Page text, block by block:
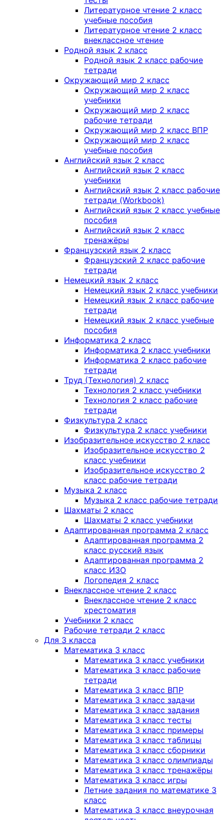
Литературное чтение 2 класс
учебные пособия
Литературное чтение 2 класс
внеклассное чтение
Родной язык 2 класс
Родной язык 2 класс рабочие
тетради
Окружающий мир 2 класс
Окружающий мир 2 класс
учебники
Окружающий мир 2 класс
рабочие тетради
Окружающий мир 2 класс ВПР
Окружающий мир 2 класс
учебные пособия
Английский язык 2 класс
Английский язык 2 класс
учебники
Английский язык 2 класс рабочие
тетради (Workbook)
Английский язык 2 класс учебные
пособия
Английский язык 2 класс
тренажёры
Французский язык 2 класс
Французский 2 класс рабочие
тетради
Немецкий язык 2 класс
Немецкий язык 2 класс учебники
Немецкий язык 2 класс рабочие
тетради
Немецкий язык 2 класс учебные
пособия
Информатика 2 класс
Информатика 2 класс учебники
Информатика 2 класс рабочие
тетради
Труд (Технология) 2 класс
Технология 2 класс учебники
Технология 2 класс рабочие
тетради
Физкультура 2 класс
Физкультура 2 класс учебники
Изобразительное искусство 2 класс
Изобразительное искусство 2
класс учебники
Изобразительное искусство 2
класс рабочие тетради
Музыка 2 класс
Музыка 2 класс рабочие тетради
Шахматы 2 класс
Шахматы 2 класс учебники
Адаптированная программа 2 класс
Адаптированная программа 2
класс русский язык
Адаптированная программа 2
класс ИЗО
Логопедия 2 класс
Внеклассное чтение 2 класс
Внеклассное чтение 2 класс
хрестоматия
Учебники 2 класс
Рабочие тетради 2 класс
Для 3 класса
Математика 3 класс
Математика 3 класс учебники
Математика 3 класс рабочие
тетради
Математика 3 класс ВПР
Математика 3 класс задачи
Математика 3 класс задания
Математика 3 класс тесты
Математика 3 класс примеры
Математика 3 класс таблицы
Математика 3 класс сборники
Математика 3 класс олимпиады
Математика 3 класс тренажёры
Математика 3 класс игры
Летние задания по математике 3
класс
Математика 3 класс внеурочная